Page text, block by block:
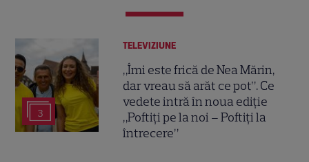
3
TELEVIZIUNE
„Îmi este frică de Nea Mărin,
dar vreau să arăt ce pot”. Ce
vedete intră în noua ediție
„Poftiți pe la noi – Poftiți la
întrecere”